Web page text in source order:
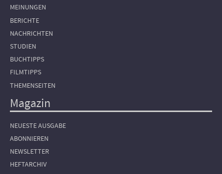
MEINUNGEN
BERICHTE
NACHRICHTEN
STUDIEN
BUCHTIPPS
FILMTIPPS
THEMENSEITEN
Magazin
NEUESTE AUSGABE
ABONNIEREN
NEWSLETTER
HEFTARCHIV